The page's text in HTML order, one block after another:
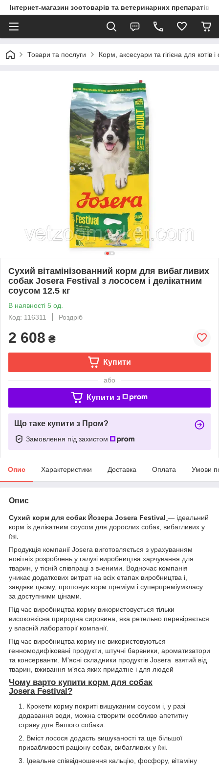
Інтернет-магазин зоотоварів та ветеринарних препаратів
Товари та послуги Корм, аксесуари та гігієна для котів і
Сухий вітамінізованний корм для вибагливих
собак Josera Festival з лососем і делікатним
соусом 12.5 кг
В наявності 5 од.
Код: 116311
Роздріб
2 608 ₴
Купити
або
Купити з
Що таке купити з Пром?
Замовлення під захистом
Опис Характеристики Доставка Оплата Умови
Опис
Сухий корм для собак Йозера Josera Festival — ідеальний
корм із делікатним соусом для дорослих собак, вибагливих у
їжі.
Продукція компанії Josera виготовляється з урахуванням
новітніх розроблень у галузі виробництва харчування для
тварин, у тісній співпраці з вченими. Водночас компанія
уникає додаткових витрат на всіх етапах виробництва і,
завдяки цьому, пропонує корм преміум і суперпреміумкласу
за доступними цінами.
Під час виробництва корму використовується тільки
високоякісна природна сировина, яка ретельно перевіряється
у власній лабораторії компанії.
Під час виробництва корму не використовуються
генномодифіковані продукти, штучні барвники, ароматизатори
та консерванти. М'ясні складники продуктів Josera взятий від
тварин, вживання м'яса яких придатне і для людей
Чому варто купити корм для собак
Josera Festival?
Крокети корму покриті вишуканим соусом і, у разі
додавання води, можна створити особливо апетитну
страву для Вашого собаки.
Вміст лосося додасть вишуканості та ще більшої
привабливості раціону собак, вибагливих у їжі.
Ідеальне співвідношення кальцію, фосфору, вітаміну